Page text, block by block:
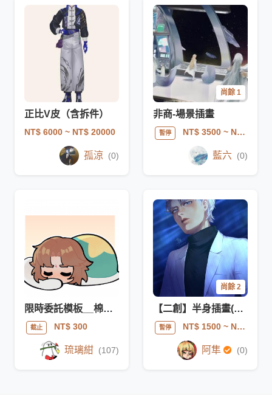
正比V皮（含拆件）
NT$ 6000 ~ NT$ 20000
孤涼 (0)
尚餘 1
非商-場景插畫
暫停 NT$ 3500~ NT$ 10000
藍六 (0)
限時委託模板__棉被蟲
截止 NT$ 300
琉璃紺 (107)
尚餘 2
【二創】半身插畫(無複雜背景)
暫停 NT$ 1500~ NT$ 3000
阿隼 (0)